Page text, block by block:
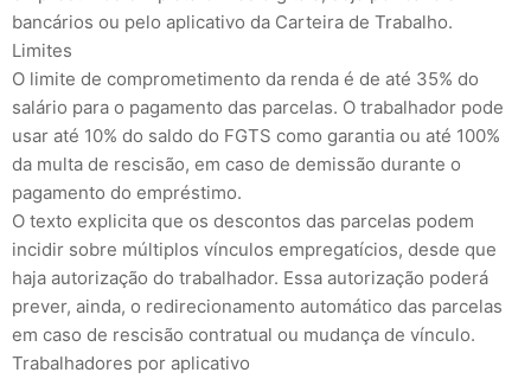
bancários ou pelo aplicativo da Carteira de Trabalho.
Limites
O limite de comprometimento da renda é de até 35% do
salário para o pagamento das parcelas. O trabalhador pode
usar até 10% do saldo do FGTS como garantia ou até 100%
da multa de rescisão, em caso de demissão durante o
pagamento do empréstimo.
O texto explicita que os descontos das parcelas podem
incidir sobre múltiplos vínculos empregatícios, desde que
haja autorização do trabalhador. Essa autorização poderá
prever, ainda, o redirecionamento automático das parcelas
em caso de rescisão contratual ou mudança de vínculo.
Trabalhadores por aplicativo